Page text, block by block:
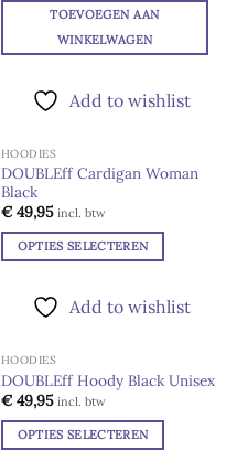
TOEVOEGEN AAN
WINKELWAGEN
Add to wishlist
UITVERKOCHT
HOODIES
DOUBLEff Cardigan Woman
Black
€49,95 incl. btw
OPTIES SELECTEREN
product
variaties.
Deze
optie
kan
gekozen
Add to wishlist
HOODIES
DOUBLEff Hoody Black Unisex
€49,95 incl. btw
OPTIES SELECTEREN